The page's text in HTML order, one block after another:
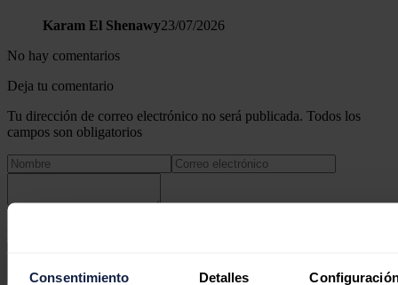
Consentimiento Detalles
Karam El Shenawy23/07/2026
No hay comentarios
Deja tu comentario
Tu dirección de correo electrónico no será publicada. Todos los
campos son obligatorios
Enviar comentario